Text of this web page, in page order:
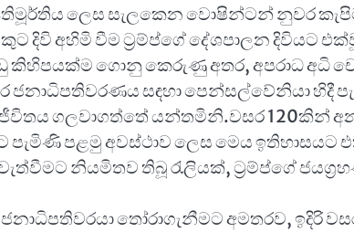
ප්‍රතිමූර්තිය ලෙස සැලකෙන වොෂින්ටන් නුවර
දිවි අහිමි වීම ට්‍රම්ප්ගේ දේශපාලන දිවියට
කිහිපයක්ම ගොනු කෙරුණු අතර, අපරාධ අධි
සඳහා පෙන්සල්වේනියා හිදී
ජීවිතය ගලවාගත්තේ යන්තමිනි.වසර 120කින්
පැමිණි පළමු අවස්ථාව ලෙස මෙය ඉතිහාසයට
නියමිතව තිබූ රැලියක්, ට්‍රම්ප්ගේ
තෝරාගැනීමට අමතරව, ඉදිරි